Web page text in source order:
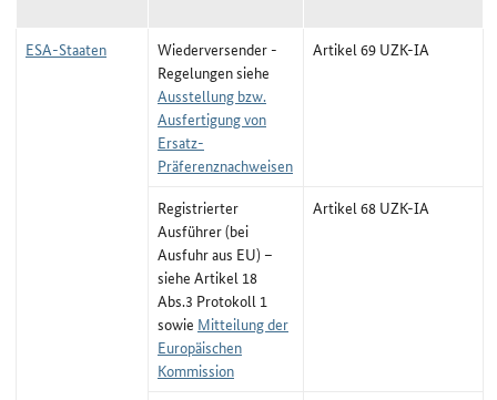
ESA-Staaten
Wiederversender -
Regelungen siehe
Ausstellung bzw.
Ausfertigung von
Ersatz-
Präferenznachweisen
Artikel 69 UZK-IA
Registrierter
Ausführer (bei
Ausfuhr aus EU) –
siehe Artikel 18
Abs.3 Protokoll 1
sowie Mitteilung der
Europäischen
Kommission
Artikel 68 UZK-IA